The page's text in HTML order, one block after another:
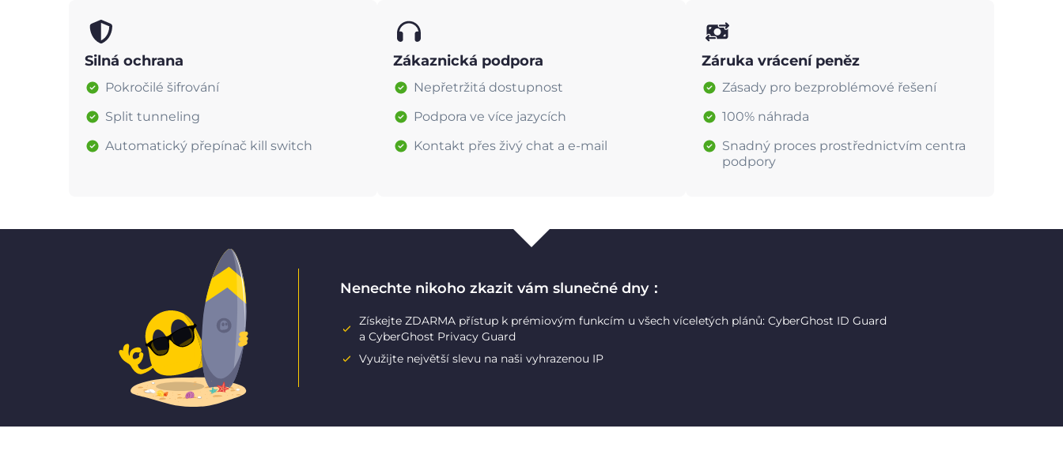
Silná ochrana
Pokročilé šifrování
Split tunneling
Automatický přepínač kill switch
Zákaznická podpora
Nepřetržitá dostupnost
Podpora ve více jazycích
Kontakt přes živý chat a e-mail
Záruka vrácení peněz
Zásady pro bezproblémové řešení
100% náhrada
Snadný proces prostřednictvím centra
podpory
Nenechte nikoho zkazit vám slunečné dny：
Získejte ZDARMA přístup k prémiovým funkcím u všech víceletých plánů: CyberGhost ID Guard
a CyberGhost Privacy Guard
Využijte největší slevu na naši vyhrazenou IP